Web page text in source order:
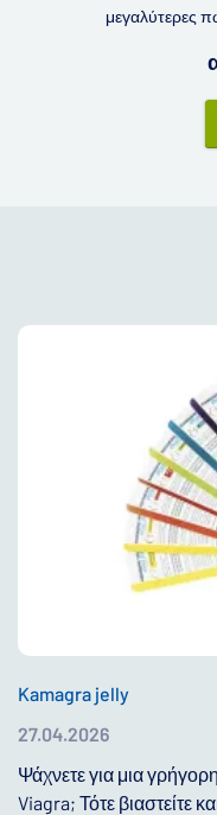
μεγαλύτερες
πλήρες
δημοφιλή
Kamagra jelly
27.04.2026
Ψάχνετε για μια
Viagra; Τότε βιαστείτε